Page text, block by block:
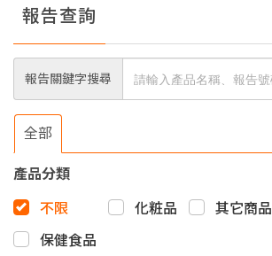
報告查詢
報告關鍵字搜尋
全部
產品分類
不限 化粧品
其它商品
保健食品